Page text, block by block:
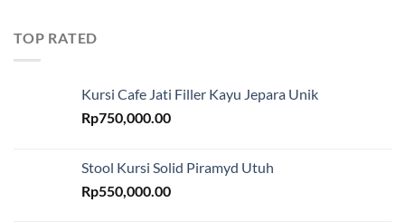
TOP RATED
Kursi Cafe Jati Filler Kayu Jepara Unik
Rp750,000.00
Stool Kursi Solid Piramyd Utuh
Rp550,000.00